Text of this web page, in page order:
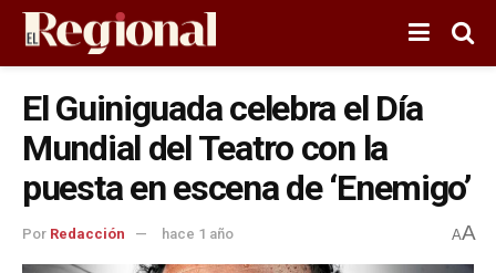
El Guiniguada celebra el Día
Mundial del Teatro con la
puesta en escena de ‘Enemigo’
Por Redacción hace 1 año AA